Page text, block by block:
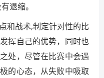
退缩。
和战术,制定针对性的比
挥自己的优势，同时也
处，尽管在比赛中会遇
的心态，从失败中吸取